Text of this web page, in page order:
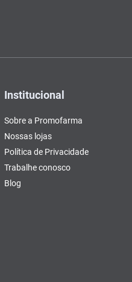
Institucional
Sobre a Promofarma
Nossas lojas
Política de Privacidade
Trabalhe conosco
Blog